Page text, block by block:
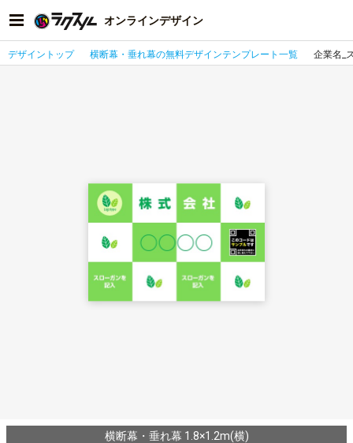
オンラインデザイン
デザイントップ 横断幕・垂れ幕の無料デザインテンプレート一覧 企業名_
横断幕・垂れ幕 1.8×1.2m(横)